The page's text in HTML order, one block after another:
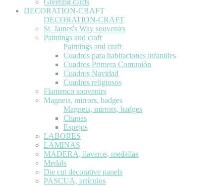
DECORATION-CRAFT
DECORATION-CRAFT
St. James's Way souvenirs
Paintings and craft
Paintings and craft
Cuadros para habitaciones infantiles
Cuadros Primera Comunión
Cuadros Navidad
Cuadros religiosos
Flamenco souvenirs
Magnets, mirrors, badges
Magnets, mirrors, badges
Chapas
Espejos
LABORES
LÁMINAS
MADERA, llaveros, medallas
Medals
Die cut decorative panels
PASCUA, artículos